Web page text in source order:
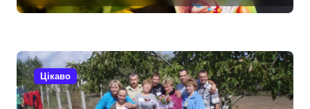
життя
Цікаво